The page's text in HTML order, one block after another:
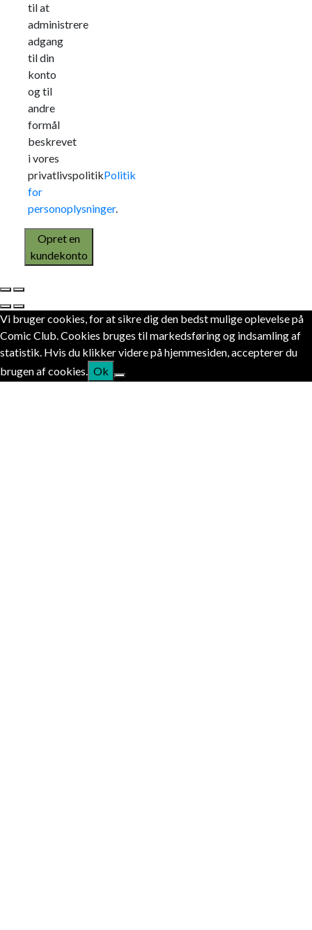
til at
administrere
adgang
til din
konto
og til
andre
formål
beskrevet
i vores
privatlivspolitikPolitik
for
personoplysninger.
Opret en
kundekonto
Vi bruger cookies, for at sikre dig den bedst mulige oplevelse på
Comic Club. Cookies bruges til markedsføring og indsamling af
statistik. Hvis du klikker videre på hjemmesiden, accepterer du
brugen af cookies. Ok